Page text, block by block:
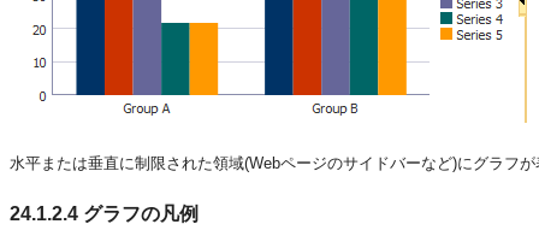
水平または垂直に制限された領域(Webページのサイドバーなど)にグラフ
24.1.2.4 グラフの凡例